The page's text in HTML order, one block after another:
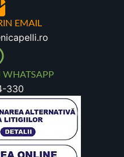
EMAIL
WHATSAPP
330